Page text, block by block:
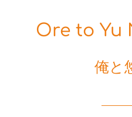
Ore to Yu
俺と